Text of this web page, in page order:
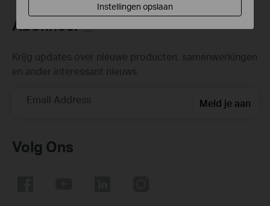
Abonneer
Krijg updates over nieuwe producten, samenwerkingen
en ander interessant nieuws
Email Address Meld je aan
Volg Ons
Instellingen opslaan